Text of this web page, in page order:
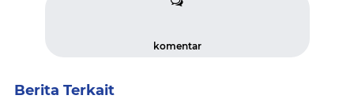
komentar
Berita Terkait